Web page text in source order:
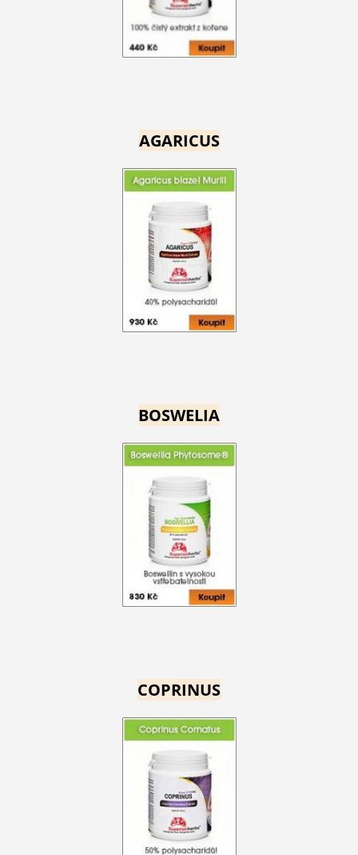
AGARICUS
BOSWELIA
COPRINUS